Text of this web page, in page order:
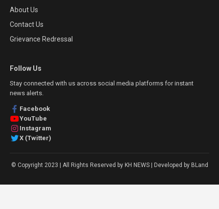
About Us
Contact Us
Grievance Redressal
Follow Us
Stay connected with us across social media platforms for instant
news alerts.
Facebook
YouTube
Instagram
X (Twitter)
© Copyright 2023 | All Rights Reserved by KH NEWS | Developed by BLand